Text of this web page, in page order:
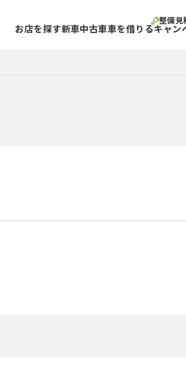
整備見
お店を探す新車中古車車を借りるキャン